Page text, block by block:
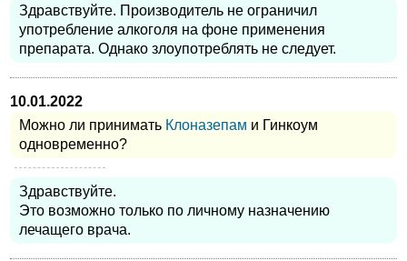
Здравствуйте. Производитель не ограничил
употребление алкоголя на фоне применения
препарата. Однако злоупотреблять не следует.
10.01.2022
Можно ли принимать Клоназепам и Гинкоум
одновременно?
Здравствуйте.
Это возможно только по личному назначению
лечащего врача.